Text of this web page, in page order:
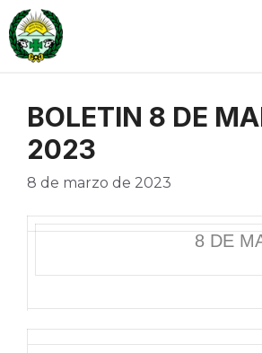
Saltar
al
contenido
BOLETIN 8 DE
2023
8 de marzo de 2023
8 DE